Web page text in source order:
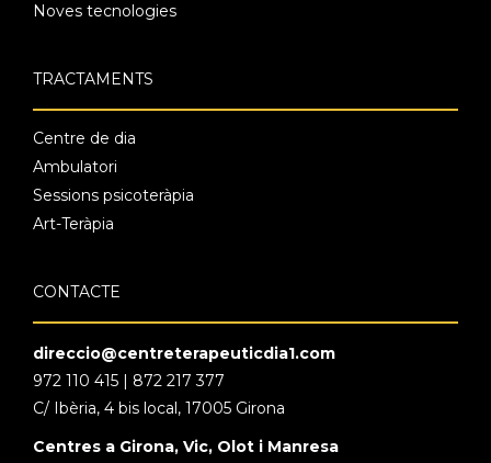
Noves tecnologies
TRACTAMENTS
Centre de dia
Ambulatori
Sessions psicoteràpia
Art-Teràpia
CONTACTE
direccio@centreterapeuticdia1.com
972 110 415 | 872 217 377
C/ Ibèria, 4 bis local, 17005 Girona
Centres a Girona, Vic, Olot i Manresa